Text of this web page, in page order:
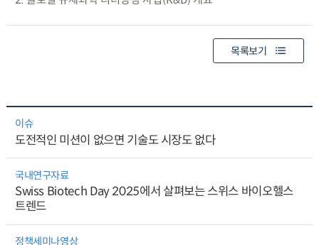
목록보기
이슈
도전적인 미션이 없으면 기술도 시장도 없다
국내연구자료
Swiss Biotech Day 2025에서 살펴보는 스위스 바이오헬스
트렌드
정책세미나영상